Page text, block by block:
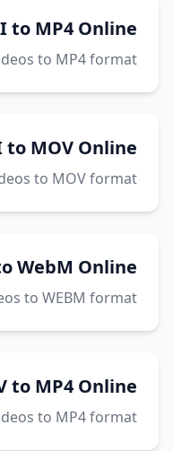
to MP4 Online
to MP4 format
to MOV Online
to MOV format
WebM Online
to WEBM format
to MP4 Online
to MP4 format